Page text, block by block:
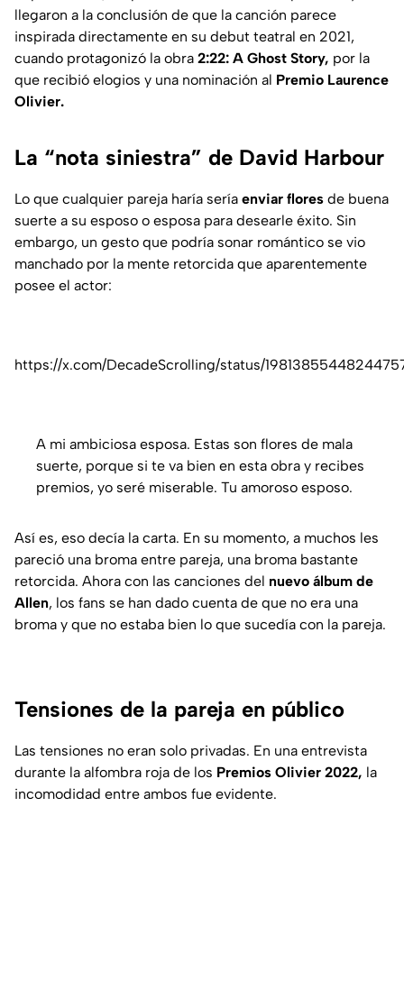
llegaron a la conclusión de que la canción parece
inspirada directamente en su debut teatral en 2021,
cuando protagonizó la obra 2:22: A Ghost Story, por la
que recibió elogios y una nominación al Premio Laurence
Olivier.
La “nota siniestra” de David Harbour
Lo que cualquier pareja haría sería enviar flores de buena
suerte a su esposo o esposa para desearle éxito. Sin
embargo, un gesto que podría sonar romántico se vio
manchado por la mente retorcida que aparentemente
posee el actor:
https://x.com/DecadeScrolling/status/
A mi ambiciosa esposa. Estas son flores de mala
suerte, porque si te va bien en esta obra y recibes
premios, yo seré miserable. Tu amoroso esposo.
Así es, eso decía la carta. En su momento, a muchos les
pareció una broma entre pareja, una broma bastante
retorcida. Ahora con las canciones del nuevo álbum de
Allen, los fans se han dado cuenta de que no era una
broma y que no estaba bien lo que sucedía con la pareja.
Tensiones de la pareja en público
Las tensiones no eran solo privadas. En una entrevista
durante la alfombra roja de los Premios Olivier 2022, la
incomodidad entre ambos fue evidente.